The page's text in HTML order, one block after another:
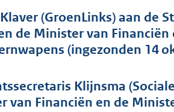
t
a
(GroenLinks) aan de
de Minister van
(ingezonden 14
Klijnsma
van Financiën en de